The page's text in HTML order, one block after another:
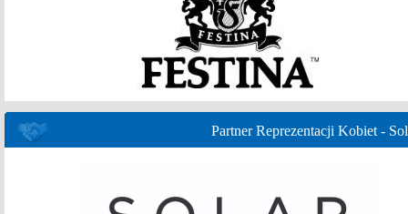
Partner Reprezentacji Kobiet -